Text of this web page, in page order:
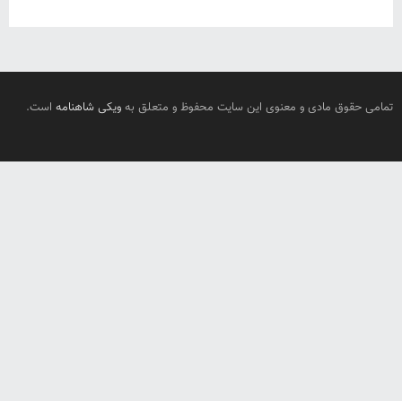
تمامی حقوق مادی و معنوی این سایت محفوظ و متعلق به ویکی شاهنامه است.